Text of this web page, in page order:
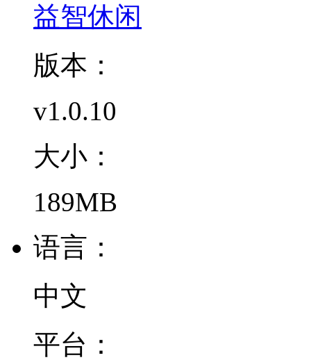
益智休闲
版本：
v1.0.10
大小：
189MB
语言：
中文
平台：